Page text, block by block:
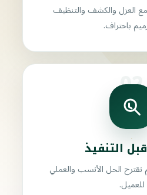
العزل والكشف والتنظيف
باحتراف.
02
التنفيذ
نقترح الحل الأنسب والعملي
للعميل.